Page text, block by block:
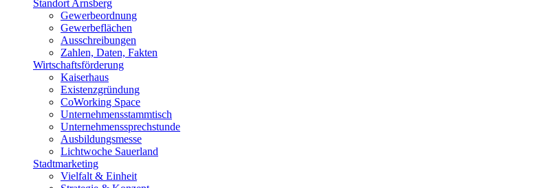
Standort Arnsberg
Gewerbeordnung
Gewerbeflächen
Ausschreibungen
Zahlen, Daten, Fakten
Wirtschaftsförderung
Kaiserhaus
Existenzgründung
CoWorking Space
Unternehmensstammtisch
Unternehmenssprechstunde
Ausbildungsmesse
Lichtwoche Sauerland
Stadtmarketing
Vielfalt & Einheit